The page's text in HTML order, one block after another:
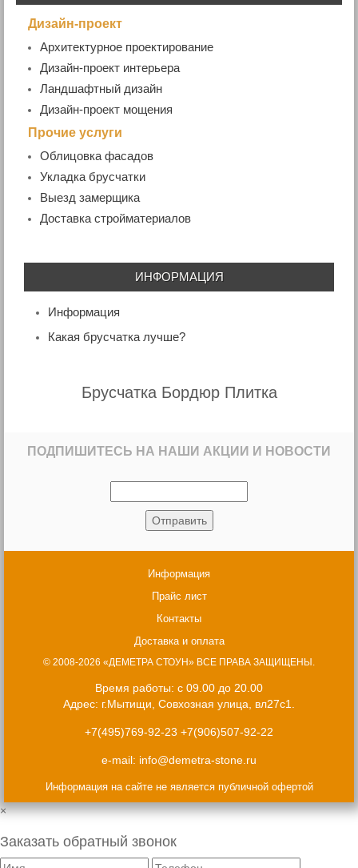
Дизайн-проект
Архитектурное проектирование
Дизайн-проект интерьера
Ландшафтный дизайн
Дизайн-проект мощения
Прочие услуги
Облицовка фасадов
Укладка брусчатки
Выезд замерщика
Доставка стройматериалов
ИНФОРМАЦИЯ
Информация
Какая брусчатка лучше?
Брусчатка Бордюр Плитка
ПОДПИШИТЕСЬ НА НАШИ АКЦИИ И НОВОСТИ
Информация
Прайс лист
Контакты
Доставка и оплата
© 2008-2026 «ДЕМЕТРА СТОУН» ВСЕ ПРАВА ЗАЩИЩЕНЫ.
Время работы: с 09.00 до 20.00
Адрес: г.Мытищи, Совхозная улица, вл27с1.
+7(495)769-92-23 +7(906)507-92-22
e-mail: info@demetra-stone.ru
Информация на сайте не является публичной офертой
×
Заказать обратный звонок